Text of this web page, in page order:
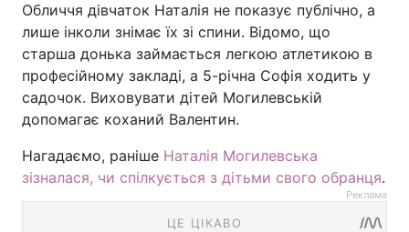
Обличчя дівчаток Наталія не показує публічно, а
лише інколи знімає їх зі спини. Відомо, що
старша донька займається легкою атлетикою в
професійному закладі, а 5-річна Софія ходить у
садочок. Виховувати дітей Могилевській
допомагає коханий Валентин.
Нагадаємо, раніше Наталія Могилевська
зізналася, чи спілкується з дітьми свого обранця.
Реклама